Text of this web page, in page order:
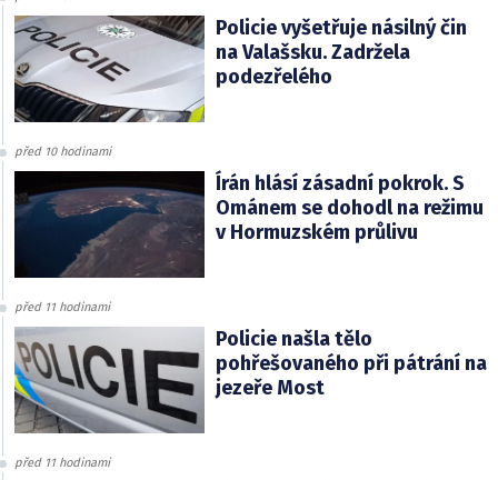
Policie vyšetřuje násilný čin
na Valašsku. Zadržela
podezřelého
před 10 hodinami
Írán hlásí zásadní pokrok. S
Ománem se dohodl na režimu
v Hormuzském průlivu
před 11 hodinami
Policie našla tělo
pohřešovaného při pátrání na
jezeře Most
před 11 hodinami